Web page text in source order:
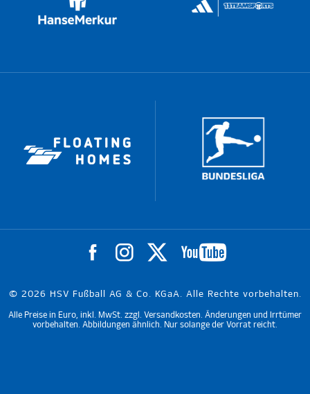
© 2026 HSV Fußball AG & Co. KGaA. Alle Rechte vorbehalten.
Alle Preise in Euro, inkl. MwSt. zzgl. Versandkosten. Änderungen und Irrtümer
vorbehalten. Abbildungen ähnlich. Nur solange der Vorrat reicht.